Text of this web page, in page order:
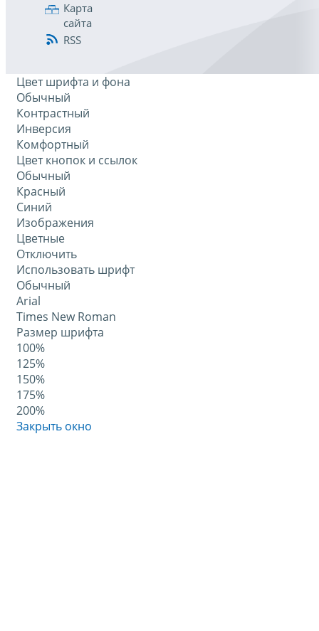
Карта
сайта
RSS
Цвет шрифта и фона
Обычный
Контрастный
Инверсия
Комфортный
Цвет кнопок и ссылок
Обычный
Красный
Синий
Изображения
Цветные
Отключить
Использовать шрифт
Обычный
Arial
Times New Roman
Размер шрифта
100%
125%
150%
175%
200%
Закрыть окно